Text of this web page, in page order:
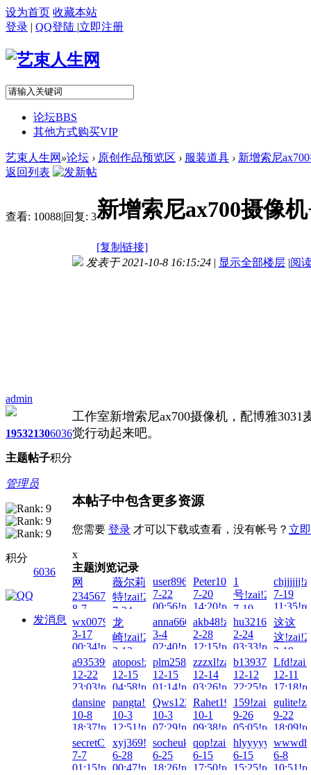
设为首页 收藏本站
登录 | QQ登陆 |立即注册
论坛BBS
其他方式购买VIP
艺束人生网 »论坛 › 原创作品预览区 › 服装道具 › 新增索尼
返回列表
查看: 10088|回复: 3新增索尼ax700摄像
[复制链接]
admin
1953
主题
2130
帖子
6036
积分
管理员
积分
6036
发消息
发表于 2021-10-8 16:15:24 | 显示全部楼层 |阅
工作室新增索尼ax700摄像机，配博雅
觉行动起来吧。
本帖子中包含更多资源
您需要 登录 才可以下载或查看，没有帐号？ 立
x
主题浏览记录
网
23456789!zai!2026-
8-7
12:47!read!
薇尔莉
特!zai!2026-
7-24
00:54!read!
user8963!zai!2026-
7-22
00:56!read!
Peter100713!zai!2026-
7-20
14:20!read!
1
号!zai!2026-
7-19
13:33!read!
7-19
wx007911!zai!2026-
3-17
00:34!read!
龙
崎!zai!2026-
3-12
00:55!read!
anna666888!zai!2026-
3-4
02:40!read!
akb48!zai!2026-
2-28
12:15!read!
2-24
03:33!read!
这这
这
2-19
a935399479!zai!2025-
12-22
23:03!read!
atopos!zai!2025-
12-15
04:58!read!
plm258!zai!2025-
12-15
01:14!read!
zzzxl!zai!2025-
12-14
03:26!read!
12-12
22:25!read!
12-11
dansiney!zai!2025-
10-8
18:37!read!
pangta!zai!2025-
10-3
12:51!read!
Qws123!zai!2025-
10-3
07:29!read!
Rahet1996!zai!2025-
10-1
09:38!read!
159!zai!2025-
9-26
05:05!read!
9-22
secretC!zai!2025-
7-7
01:15!read!
xyj369!zai!2025-
6-28
00:47!read!
socheukin2!zai!2025-
6-25
18:26!read!
qop!zai!2025-
6-15
17:50!read!
6-15
15:25!read!
6-8